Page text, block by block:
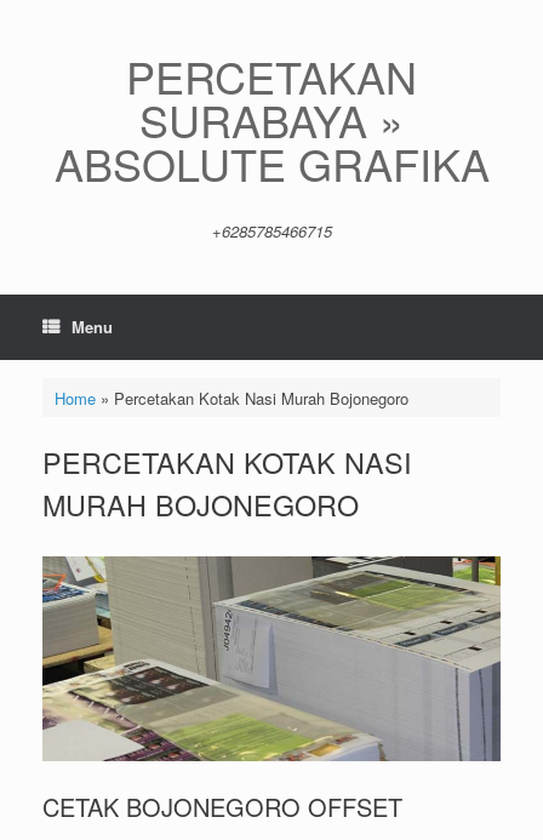
PERCETAKAN
SURABAYA »
ABSOLUTE GRAFIKA
+6285785466715
Menu
Home» Percetakan Kotak Nasi Murah Bojonegoro
PERCETAKAN KOTAK NASI
MURAH BOJONEGORO
CETAK BOJONEGORO OFFSET